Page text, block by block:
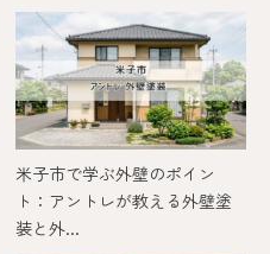
米子市で学ぶ外壁のポイン
ト：アントレが教える外壁塗
装と外...